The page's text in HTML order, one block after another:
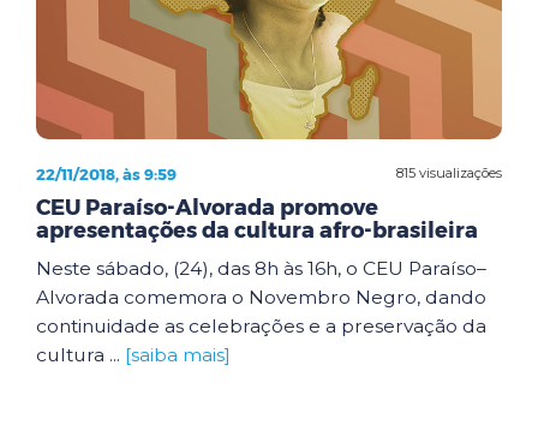
815 visualizações
22/11/2018, às 9:59
CEU Paraíso-Alvorada promove
apresentações da cultura afro-brasileira
Neste sábado, (24), das 8h às 16h, o CEU Paraíso–
Alvorada comemora o Novembro Negro, dando
continuidade as celebrações e a preservação da
cultura ... [saiba mais]